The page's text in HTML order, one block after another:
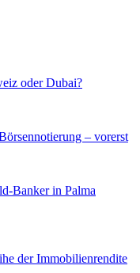
oder Dubai?
– vorerst
Banker in Palma
der Immobilienrendite